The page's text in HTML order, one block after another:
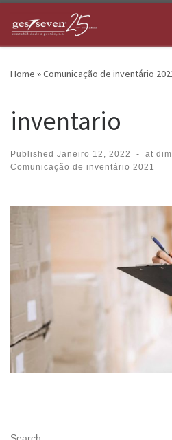
Skip to content
Home »Comunicação de inventário
inventario
Published Janeiro 12, 2022 - at
Comunicação de inventário 2021
Images
SEARCH